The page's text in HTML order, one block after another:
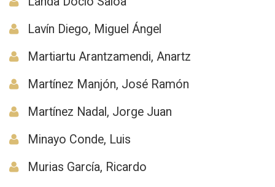
Lavín Diego, Miguel Ángel
Martiartu Arantzamendi, Anartz
Martínez Manjón, José Ramón
Martínez Nadal, Jorge Juan
Minayo Conde, Luis
Murias García, Ricardo